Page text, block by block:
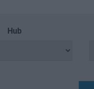
Hub